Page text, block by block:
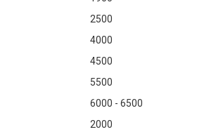
2500
4000
4500
5500
6000 - 6500
2000